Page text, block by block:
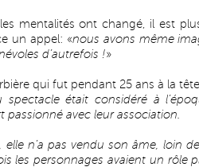
les mentalités ont changé, il est
un appel: «nous avons même
d’autrefois !»
qui fut pendant 25 ans à la
spectacle était considéré à
passionné avec leur association.
elle n’a pas vendu son âme, loin
les personnages avaient un rôle